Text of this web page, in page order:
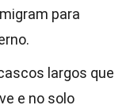
para
largos que
e no solo